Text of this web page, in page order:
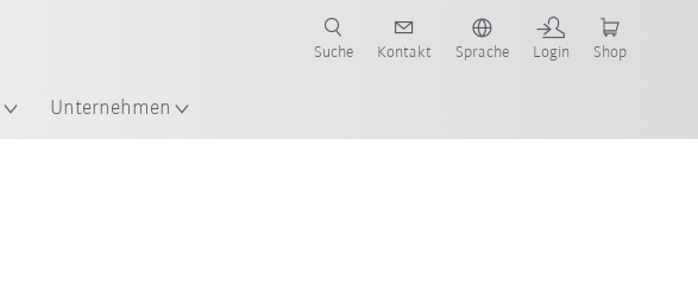
Unternehmen
Suche Kontakt Sprache Login Shop